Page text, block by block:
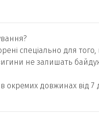
спеціально для
не залишать
окремих довжинах від 7